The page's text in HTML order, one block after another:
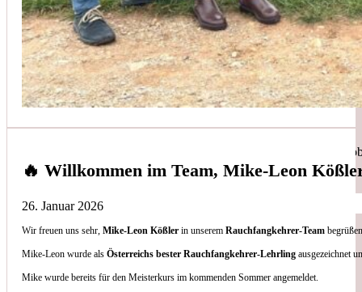
🔥 Willkommen im Team, Mike-Leon
26. Januar 2026
Wir freuen uns sehr,Mike-Leon Kößler in unseremRauchfangkehrer-Team
Mike-Leon wurde alsÖsterreichs bester Rauchfangkehrer-Lehrling ausgezeichnet
Mike wurde bereits für den Meisterkurs im kommenden Sommer angemeldet.
Simon Bilek
Anruf, 3 Stunden später war jemand Vorort, Problem
Thomas Gornix
aus unseren Google-Bewertungen